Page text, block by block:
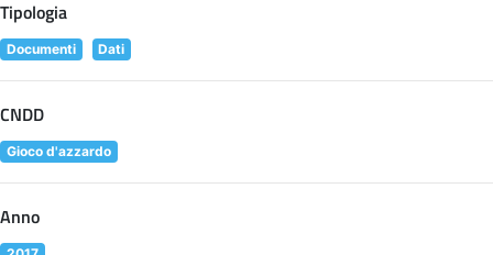
Tipologia
Documenti Dati
CNDD
Gioco d'azzardo
Anno